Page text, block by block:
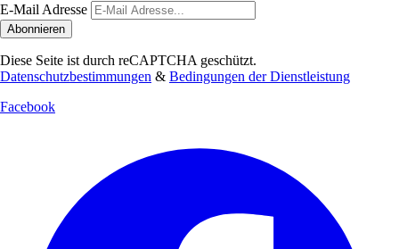
E-Mail Adresse
Abonnieren
Diese Seite ist durch reCAPTCHA geschützt.
Datenschutzbestimmungen & Bedingungen der Dienstleistung
Facebook